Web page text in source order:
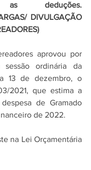
as deduções.
DIVULGAÇÃO
aprovou por
sessão ordinária da
13 de dezembro, o
2021, que estima a
de Gramado
de 2022.
na Lei Orçamentária